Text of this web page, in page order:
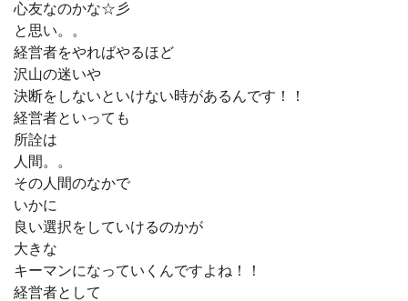
心友なのかな☆彡
と思い。。
経営者をやればやるほど
沢山の迷いや
決断をしないといけない時があるんです！！
経営者といっても
所詮は
人間。。
その人間のなかで
いかに
良い選択をしていけるのかが
大きな
キーマンになっていくんですよね！！
経営者として